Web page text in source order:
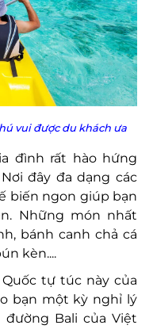
vui được du khách ưa
đình rất hào hứng
đây đa dạng các
biến ngon giúp bạn
Những món nhất
bánh canh chả cá
kèn....
tự túc này của
bạn một kỳ nghỉ lý
Bali của Việt